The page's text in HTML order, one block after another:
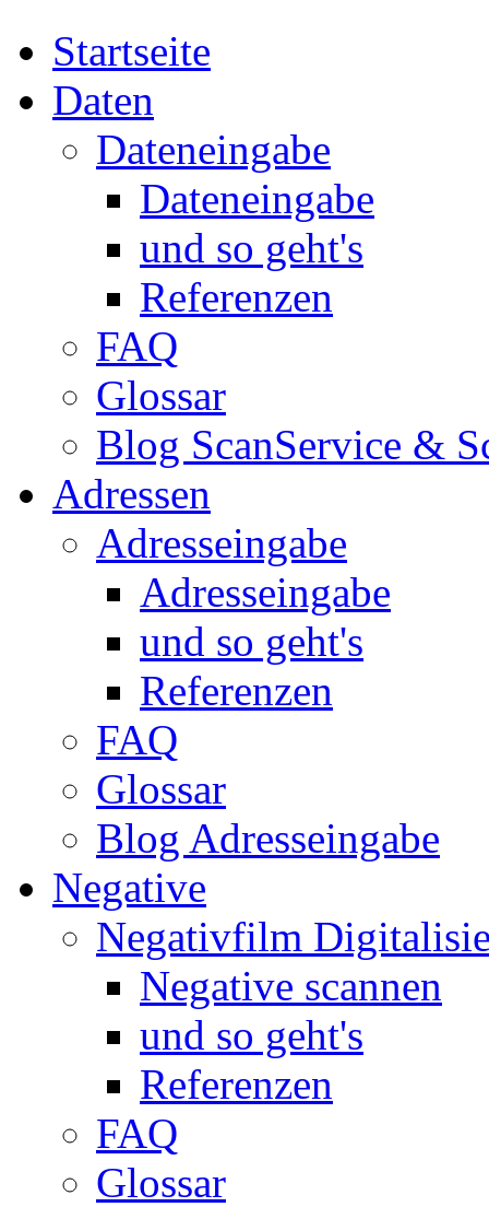
Startseite
Daten
Dateneingabe
Dateneingabe
und so geht's
Referenzen
FAQ
Glossar
Blog ScanService &
Adressen
Adresseingabe
Adresseingabe
und so geht's
Referenzen
FAQ
Glossar
Blog Adresseingabe
Negative
Negativfilm
Negative scannen
und so geht's
Referenzen
FAQ
Glossar